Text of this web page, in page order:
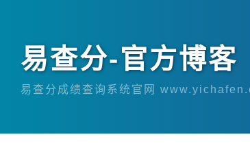
易查分-官方博客
易查分成绩查询系统官网